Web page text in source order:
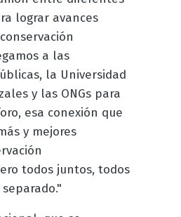
lograr avances
a las
la Universidad
y las ONGs para
esa conexión que
y mejores
todos juntos, todos